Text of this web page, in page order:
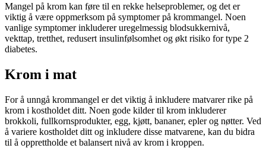
Mangel på krom kan føre til en rekke helseproblemer, og det er
viktig å være oppmerksom på symptomer på krommangel. Noen
vanlige symptomer inkluderer uregelmessig blodsukkernivå,
vekttap, tretthet, redusert insulinfølsomhet og økt risiko for type 2
diabetes.
Krom i mat
For å unngå krommangel er det viktig å inkludere matvarer rike på
krom i kostholdet ditt. Noen gode kilder til krom inkluderer
brokkoli, fullkornsprodukter, egg, kjøtt, bananer, epler og nøtter. Ved
å variere kostholdet ditt og inkludere disse matvarene, kan du bidra
til å opprettholde et balansert nivå av krom i kroppen.